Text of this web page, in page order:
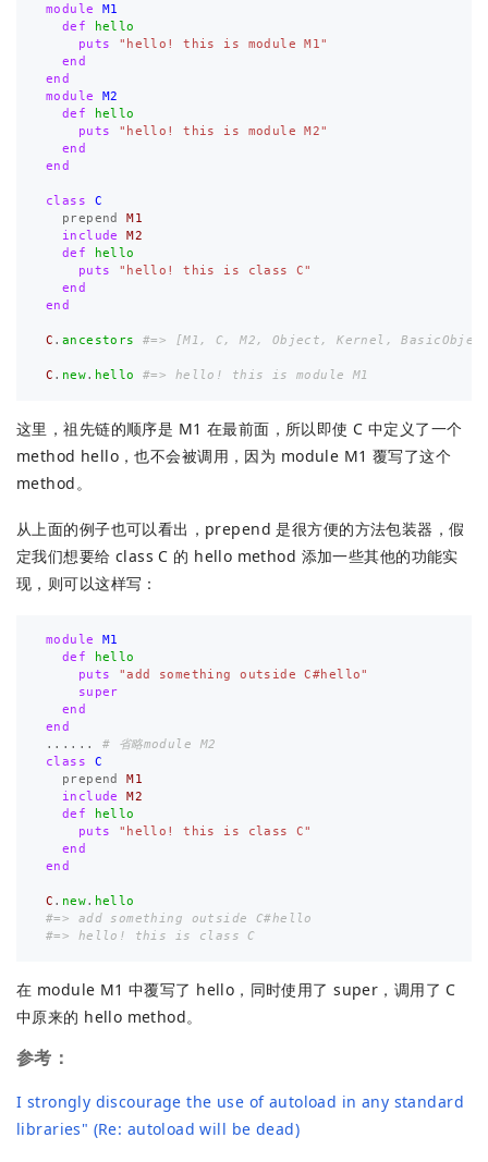
module
M1
def
hello
puts
"hello! this is module M1"
end
end
module
M2
def
hello
puts
"hello! this is module M2"
end
end
class
C
prepend
M1
include
M2
def
hello
puts
"hello! this is class C"
end
end
C . ancestors #=> [M1, C, M2, Object, Kernel,
C . new. hello #=> hello! this is module M1
这里，祖先链的顺序是 M1 在最前面，所以即使 C 中定义了一个
method hello，也不会被调用，因为 module M1 覆写了这个
method。
从上面的例子也可以看出，prepend 是很方便的方法包装器，假
定我们想要给 class C 的 hello method 添加一些其他的功能实
现，则可以这样写：
module
M1
def
hello
puts
"add something outside C#hello"
super
end
end
......
# 省略module M2
class
C
prepend
M1
include
M2
def
hello
puts
"hello! this is class C"
end
end
C . new. hello
#=> add something outside C#hello
#=> hello! this is class C
在 module M1 中覆写了 hello，同时使用了 super，调用了 C
中原来的 hello method。
参考：
I strongly discourage the use of autoload in any standard
libraries" (Re: autoload will be dead)